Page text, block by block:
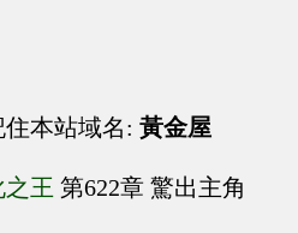
住本站域名: 黃金屋
之王 第622章 驚出主角